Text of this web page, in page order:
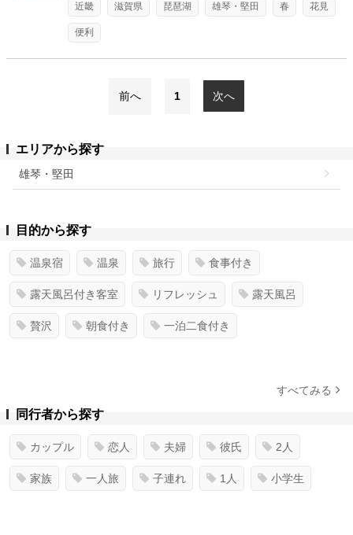
近畿 滋賀県 琵琶湖 雄琴・堅田 春 花見
便利
前へ 1 次へ
エリアから探す
雄琴・堅田
目的から探す
温泉宿 温泉 旅行 食事付き
露天風呂付き客室 リフレッシュ 露天風呂
贅沢 朝食付き 一泊二食付き
すべてみる
同行者から探す
カップル 恋人 夫婦 彼氏 2人
家族 一人旅 子連れ 1人 小学生